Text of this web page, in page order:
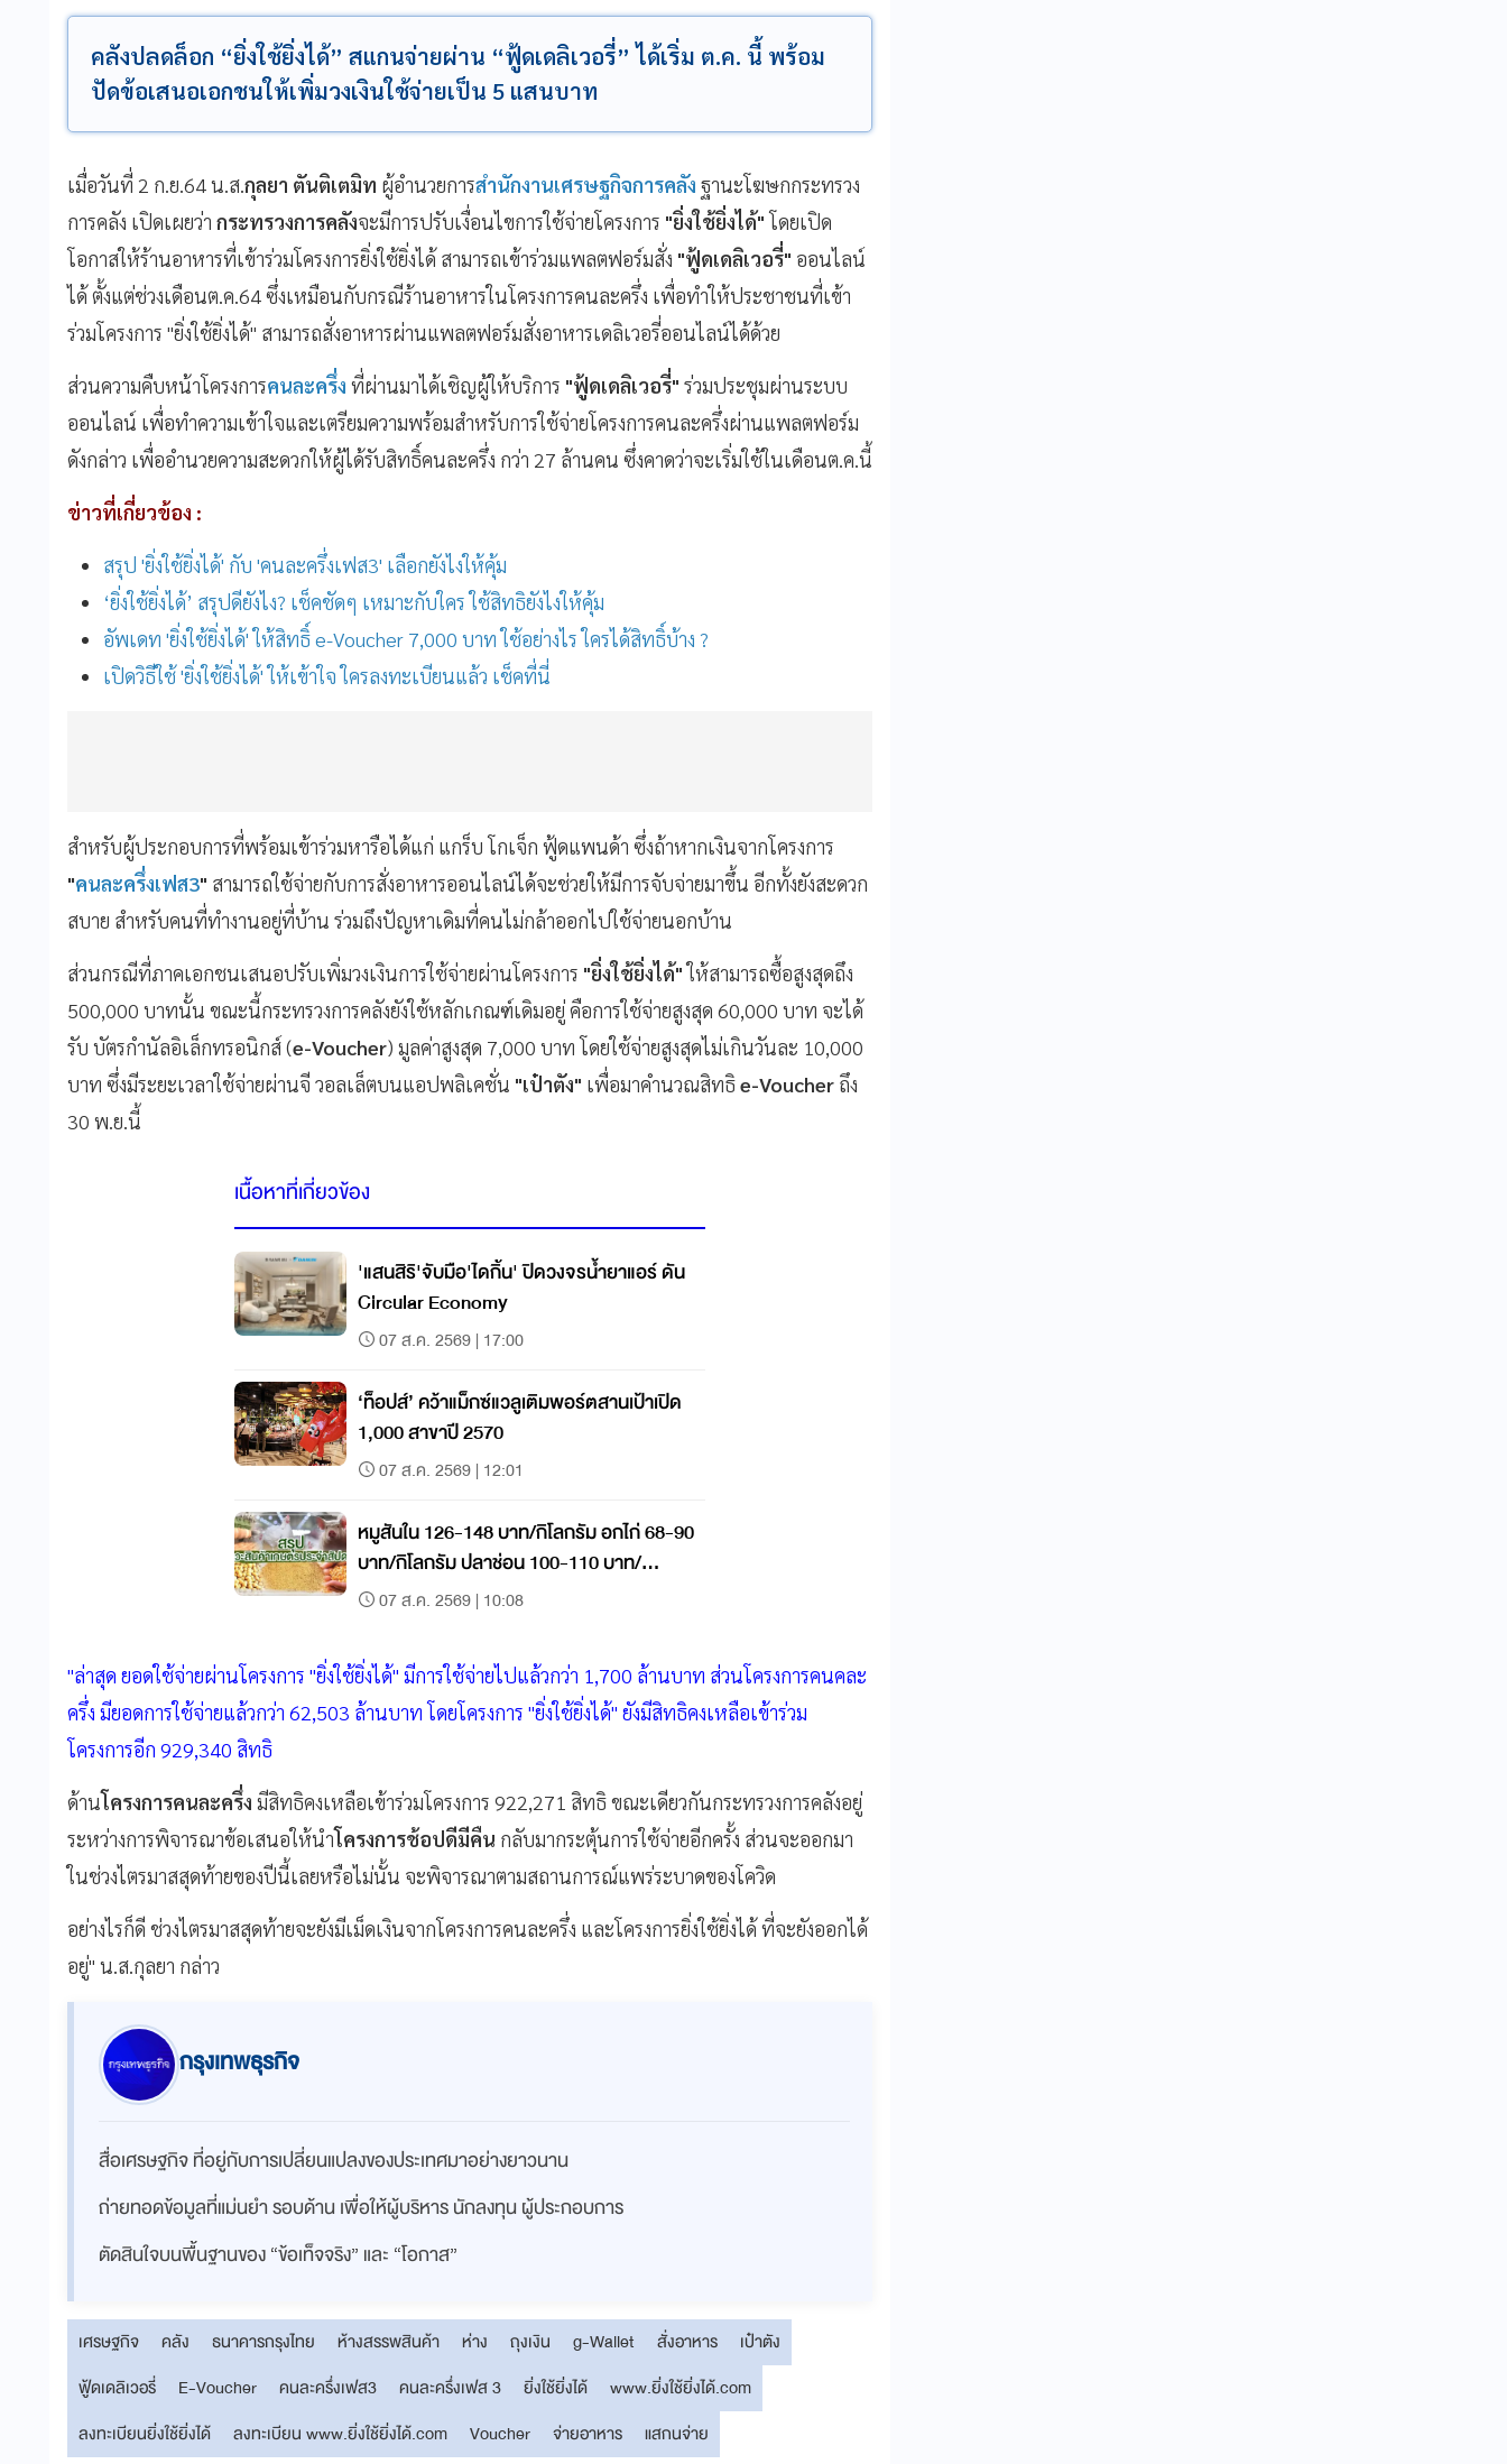
คลังปลดล็อก “ยิ่งใช้ยิ่งได้” สแกนจ่ายผ่าน “ฟู้ดเดลิเวอรี่” ได้เริ่ม ต.ค. นี้ พร้อม
ปัดข้อเสนอเอกชนให้เพิ่มวงเงินใช้จ่ายเป็น 5 แสนบาท
เมื่อวันที่ 2 ก.ย.64 น.ส.กุลยา ตันติเตมิท ผู้อำนวยการสำนักงานเศรษฐกิจการคลัง ฐานะโฆษกกระทรวง
การคลัง เปิดเผยว่า กระทรวงการคลังจะมีการปรับเงื่อนไขการใช้จ่ายโครงการ "ยิ่งใช้ยิ่งได้"โดยเปิด
โอกาสให้ร้านอาหารที่เข้าร่วมโครงการยิ่งใช้ยิ่งได้ สามารถเข้าร่วมแพลตฟอร์มสั่ง "ฟู้ดเดลิเวอรี่" ออนไลน์
ได้ ตั้งแต่ช่วงเดือนต.ค.64 ซึ่งเหมือนกับกรณีร้านอาหารในโครงการคนละครึ่ง เพื่อทำให้ประชาชนที่เข้า
ร่วมโครงการ "ยิ่งใช้ยิ่งได้" สามารถสั่งอาหารผ่านแพลตฟอร์มสั่งอาหารเดลิเวอรี่ออนไลน์ได้ด้วย
ส่วนความคืบหน้าโครงการคนละครึ่ง ที่ผ่านมาได้เชิญผู้ให้บริการ "ฟู้ดเดลิเวอรี่" ร่วมประชุมผ่านระบบ
ออนไลน์ เพื่อทำความเข้าใจและเตรียมความพร้อมสำหรับการใช้จ่ายโครงการคนละครึ่งผ่านแพลตฟอร์ม
ดังกล่าว เพื่ออำนวยความสะดวกให้ผู้ได้รับสิทธิ์คนละครึ่ง กว่า 27 ล้านคน ซึ่งคาดว่าจะเริ่มใช้ในเดือนต.ค.นี้
ข่าวที่เกี่ยวข้อง :
สรุป 'ยิ่งใช้ยิ่งได้' กับ 'คนละครึ่งเฟส3' เลือกยังไงให้คุ้ม
‘ยิ่งใช้ยิ่งได้’ สรุปดียังไง? เช็คชัดๆ เหมาะกับใคร ใช้สิทธิยังไงให้คุ้ม
อัพเดท 'ยิ่งใช้ยิ่งได้' ให้สิทธิ์ e-Voucher 7,000 บาท ใช้อย่างไร ใครได้สิทธิ์บ้าง ?
เปิดวิธีใช้ 'ยิ่งใช้ยิ่งได้' ให้เข้าใจ ใครลงทะเบียนแล้ว เช็คที่นี่
สำหรับผู้ประกอบการที่พร้อมเข้าร่วมหารือได้แก่ แกร็บ โกเจ็ก ฟู้ดแพนด้า ซึ่งถ้าหากเงินจากโครงการ
"คนละครึ่งเฟส3" สามารถใช้จ่ายกับการสั่งอาหารออนไลน์ได้จะช่วยให้มีการจับจ่ายมาขึ้น อีกทั้งยังสะดวก
สบาย สำหรับคนที่ทำงานอยู่ที่บ้าน ร่วมถึงปัญหาเดิมที่คนไม่กล้าออกไปใช้จ่ายนอกบ้าน
ส่วนกรณีที่ภาคเอกชนเสนอปรับเพิ่มวงเงินการใช้จ่ายผ่านโครงการ "ยิ่งใช้ยิ่งได้"ให้สามารถซื้อสูงสุดถึง
500,000 บาทนั้น ขณะนี้กระทรวงการคลังยังใช้หลักเกณฑ์เดิมอยู่ คือการใช้จ่ายสูงสุด 60,000 บาท จะได้
รับ บัตรกำนัลอิเล็กทรอนิกส์ (e-Voucher) มูลค่าสูงสุด 7,000 บาท โดยใช้จ่ายสูงสุดไม่เกินวันละ 10,000
บาท ซึ่งมีระยะเวลาใช้จ่ายผ่านจี วอลเล็ตบนแอปพลิเคชั่น "เป๋าตัง" เพื่อมาคำนวณสิทธิe-Voucher ถึง
30 พ.ย.นี้
เนื้อหาที่เกี่ยวข้อง
'แสนสิริ'จับมือ'ไดกิ้น' ปิดวงจรน้ำยาแอร์ ดัน
Circular Economy
07 ส.ค. 2569 | 17:00
‘ท็อปส์’ คว้าแม็กซ์แวลูเติมพอร์ตสานเป้าเปิด
1,000 สาขาปี 2570
07 ส.ค. 2569 | 12:01
หมูสันใน 126-148 บาท/กิโลกรัม อกไก่ 68-90
บาท/กิโลกรัม ปลาช่อน 100-110 บาท/
กิโลกรัม
07 ส.ค. 2569 | 10:08
"ล่าสุด ยอดใช้จ่ายผ่านโครงการ "ยิ่งใช้ยิ่งได้" มีการใช้จ่ายไปแล้วกว่า 1,700 ล้านบาท ส่วนโครงการคนคละ
ครึ่ง มียอดการใช้จ่ายแล้วกว่า 62,503 ล้านบาท โดยโครงการ "ยิ่งใช้ยิ่งได้" ยังมีสิทธิคงเหลือเข้าร่วม
โครงการอีก 929,340 สิทธิ
ด้านโครงการคนละครึ่ง มีสิทธิคงเหลือเข้าร่วมโครงการ 922,271 สิทธิ ขณะเดียวกันกระทรวงการคลังอยู่
ระหว่างการพิจารณาข้อเสนอให้นำโครงการช้อปดีมีคืน กลับมากระตุ้นการใช้จ่ายอีกครั้ง ส่วนจะออกมา
ในช่วงไตรมาสสุดท้ายของปีนี้เลยหรือไม่นั้น จะพิจารณาตามสถานการณ์แพร่ระบาดของโควิด
อย่างไรก็ดี ช่วงไตรมาสสุดท้ายจะยังมีเม็ดเงินจากโครงการคนละครึ่ง และโครงการยิ่งใช้ยิ่งได้ ที่จะยังออกได้
อยู่" น.ส.กุลยา กล่าว
กรุงเทพธุรกิจ
สื่อเศรษฐกิจ ที่อยู่กับการเปลี่ยนแปลงของประเทศมาอย่างยาวนาน
ถ่ายทอดข้อมูลที่แม่นยำ รอบด้าน เพื่อให้ผู้บริหาร นักลงทุน ผู้ประกอบการ
ตัดสินใจบนพื้นฐานของ “ข้อเท็จจริง” และ “โอกาส”
เศรษฐกิจ คลัง ธนาคารกรุงไทย ห้างสรรพสินค้า ห่าง ถุงเงิน g-Wallet สั่งอาหาร
เป๋าตัง
ฟู้ดเดลิเวอรี่
E-Voucher คนละครึ่งเฟส3 คนละครึ่งเฟส 3 ยิ่งใช้ยิ่งได้
www.ยิ่งใช้ยิ่งได้.com
ลงทะเบียนยิ่งใช้ยิ่งได้
ลงทะเบียน www.ยิ่งใช้ยิ่งได้.com Voucher จ่ายอาหาร แสกนจ่าย